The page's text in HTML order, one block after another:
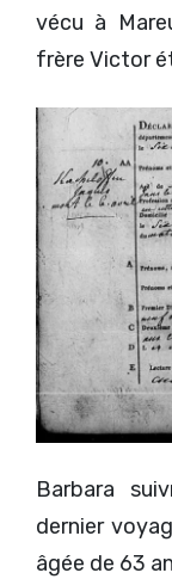
vécu à
frère Victor
Barbara
dernier
âgée de 63